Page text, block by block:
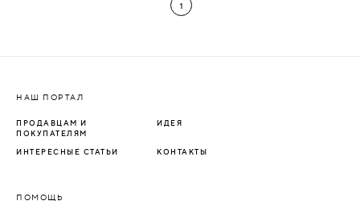
1
НАШ ПОРТАЛ
ПРОДАВЦАМ И
ПОКУПАТЕЛЯМ
ИДЕЯ
ИНТЕРЕСНЫЕ СТАТЬИ КОНТАКТЫ
ПОМОЩЬ